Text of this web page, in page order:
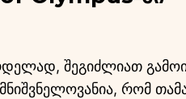
შეგიძლიათ
რომ